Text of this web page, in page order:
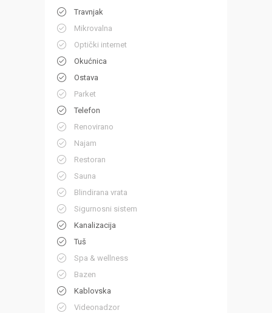
Travnjak
Mikrovalna
Optički internet
Okućnica
Ostava
Parket
Telefon
Renovirano
Najam
Restoran
Sauna
Blindirana vrata
Sigurnosni sistem
Kanalizacija
Tuš
Spa & wellness
Bazen
Kablovska
Videonadzor